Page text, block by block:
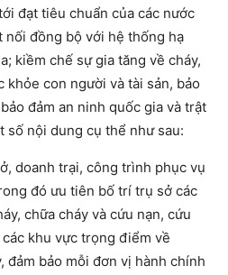
đạt tiêu chuẩn của các nước
đồng bộ với hệ thống hạ
kiềm chế sự gia tăng về cháy,
khỏe con người và tài sản, bảo
đảm an ninh quốc gia và trật
số nội dung cụ thể như sau:
doanh trại, công trình phục vụ
đó ưu tiên bố trí trụ sở các
chữa cháy và cứu nạn, cứu
khu vực trọng điểm về
đảm bảo mỗi đơn vị hành chính